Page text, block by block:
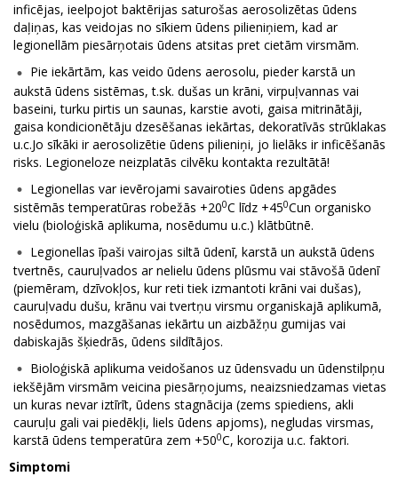
inficējas, ieelpojot baktērijas saturošas aerosolizētas ūdens
daļiņas, kas veidojas no sīkiem ūdens pilieniņiem, kad ar
legionellām piesārņotais ūdens atsitas pret cietām virsmām.
Pie iekārtām, kas veido ūdens aerosolu, pieder karstā un
aukstā ūdens sistēmas, t.sk. dušas un krāni, virpuļvannas vai
baseini, turku pirtis un saunas, karstie avoti, gaisa mitrinātāji,
gaisa kondicionētāju dzesēšanas iekārtas, dekoratīvās strūklakas
u.c.Jo sīkāki ir aerosolizētie ūdens pilieniņi, jo lielāks ir inficēšanās
risks. Legioneloze neizplatās cilvēku kontakta rezultātā!
Legionellas var ievērojami savairoties ūdens apgādes
sistēmās temperatūras robežās +200C līdz +450Cun organisko
vielu (bioloģiskā aplikuma, nosēdumu u.c.) klātbūtnē.
Legionellas īpaši vairojas siltā ūdenī, karstā un aukstā ūdens
tvertnēs, cauruļvados ar nelielu ūdens plūsmu vai stāvošā ūdenī
(piemēram, dzīvokļos, kur reti tiek izmantoti krāni vai dušas),
cauruļvadu dušu, krānu vai tvertņu virsmu organiskajā aplikumā,
nosēdumos, mazgāšanas iekārtu un aizbāžņu gumijas vai
dabiskajās šķiedrās, ūdens sildītājos.
Bioloģiskā aplikuma veidošanos uz ūdensvadu un ūdenstilpņu
iekšējām virsmām veicina piesārņojums, neaizsniedzamas vietas
un kuras nevar iztīrīt, ūdens stagnācija (zems spiediens, akli
cauruļu gali vai piedēkļi, liels ūdens apjoms), negludas virsmas,
karstā ūdens temperatūra zem +500C, korozija u.c. faktori.
Simptomi